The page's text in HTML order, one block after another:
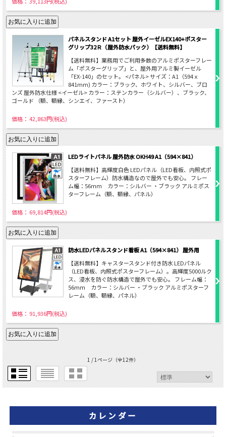
パネルスタンド A1セット 屋外イーゼルEX140+ポスター
グリップ32Ｒ（屋外防水パック）【送料無料】
【送料無料】業務用でご利用多数のアルミポスターフレー
ム「ポスターグリップ」と、屋外用アルミ製イーゼル
「EX-140」のセット。 <パネル> サイズ：A1（594ｘ
841mm) カラー：ブラック、ホワイト、シルバー、ブロ
ンズ 屋外防水仕様 <イーゼル> カラー：ステンカラー（シルバー）、ブラック、
ゴールド （額、額縁、シンエイ、ファースト）
価格： 42,863円(税込)
LEDライトパネル 屋外防水 OKH49 A1（594×841）
【送料無料】高輝度白色 LEDパネル（LED看板、内照式ポ
スターフレーム）防水構造なので屋外でも安心。 フレー
ム幅：56ｍｍ カラー：シルバー ・ブラック アルミポス
ターフレーム（額、額縁、パネル）
価格： 69,814円(税込)
防水LEDパネルスタンド看板 A1（594×841） 屋外用
【送料無料】キャスタースタンド付き防水 LEDパネル
（LED看板、内照式ポスターフレーム）。高輝度5000ルク
ス、浸水を防ぐ防水構造で屋外でも安心。 フレーム幅：
56ｍｍ カラー：シルバー ・ブラック アルミポスターフ
レーム（額、額縁、パネル）
価格： 91,936円(税込)
1 / 1ページ（全12件）
カレンダー